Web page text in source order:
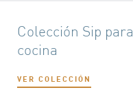
Colección Sip para
cocina
VER COLECCIÓN